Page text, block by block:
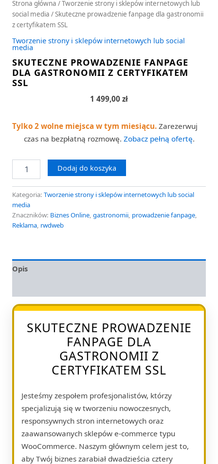
Strona główna /Tworzenie strony i sklepów internetowych lub
social media / Skuteczne prowadzenie fanpage dla gastronomii
z certyfikatem SSL
Tworzenie strony i sklepów internetowych lub social
media
SKUTECZNE PROWADZENIE FANPAGE
DLA GASTRONOMII Z CERTYFIKATEM
SSL
1 499,00 zł
Tylko 2 wolne miejsca w tym miesiącu. Zarezerwuj
czas na bezpłatną rozmowę. Zobacz pełną ofertę.
Dodaj do koszyka
Kategoria: Tworzenie strony i sklepów internetowych lub social
media
Znaczników: Biznes Online, gastronomii, prowadzenie fanpage,
Reklama, rwdweb
Opis
SKUTECZNE PROWADZENIE
FANPAGE DLA
GASTRONOMII Z
CERTYFIKATEM SSL
Jesteśmy zespołem profesjonalistów, którzy
specjalizują się w tworzeniu nowoczesnych,
responsywnych stron internetowych oraz
zaawansowanych sklepów e-commerce typu
WooCommerce. Naszym głównym celem jest to,
aby Twój biznes zarabiał dwadzieścia cztery